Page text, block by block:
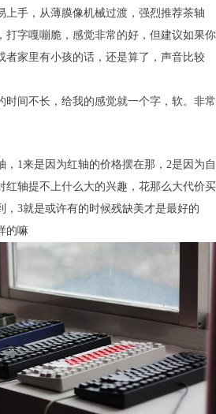
上手，从薄膜像机械过渡，强烈推荐茶轴
打字嘎嘣脆，感觉非常的好，但建议如果你
者家里有小孩的话，还是算了，声音比较
时间不长，给我的感觉就一个字，软。非常
，1来是因为红轴的价格摆在那，2是因为自
红轴提不上什么大的兴趣，花那么大代价买
，3就是或许有的时候残缺美才是最好的
的嘛